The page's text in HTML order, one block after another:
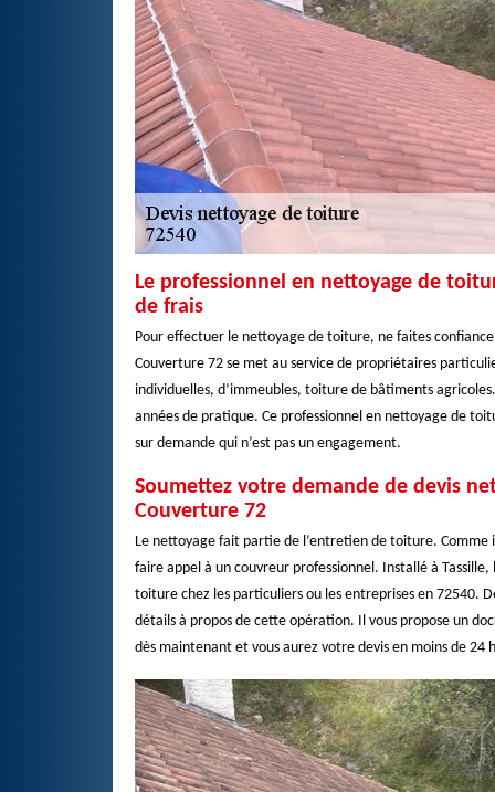
Le professionnel en nettoyage de
de frais
Pour effectuer le nettoyage de toiture, ne faites
Couverture 72 se met au service de propriétaires
individuelles, d’immeubles, toiture de bâtiments
années de pratique. Ce professionnel en nettoyage de
sur demande qui n’est pas un engagement.
Soumettez votre demande de devis
Couverture 72
Le nettoyage fait partie de l’entretien de toiture.
faire appel à un couvreur professionnel. Installé à
toiture chez les particuliers ou les entreprises en 72540.
détails à propos de cette opération. Il vous propose un
dès maintenant et vous aurez votre devis en moins de 24